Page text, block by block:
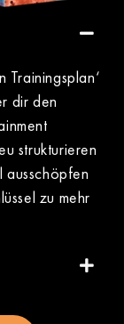
dir den
strukturieren
ausschöpfen
zu mehr